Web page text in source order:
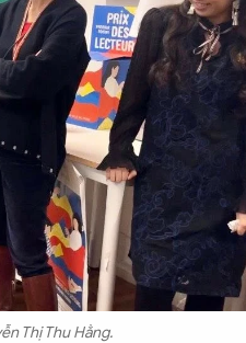
Thị Thu Hằng.